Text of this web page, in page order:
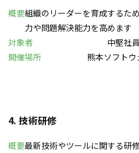
概要組織のリーダーを育成するた
力や問題解決能力を高めます
対象者
中堅社
開催場所
熊本ソフト
4. 技術研修
概要最新技術やツールに関する研